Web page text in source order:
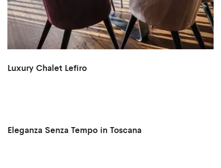
Luxury Chalet Lefiro
Eleganza Senza Tempo in Toscana